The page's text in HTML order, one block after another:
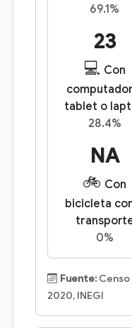
69.1%
23
💻 Con
tablet o
28.4%
NA
🚲 Con
bicicleta
0%
Fuente:
2020, INEGI